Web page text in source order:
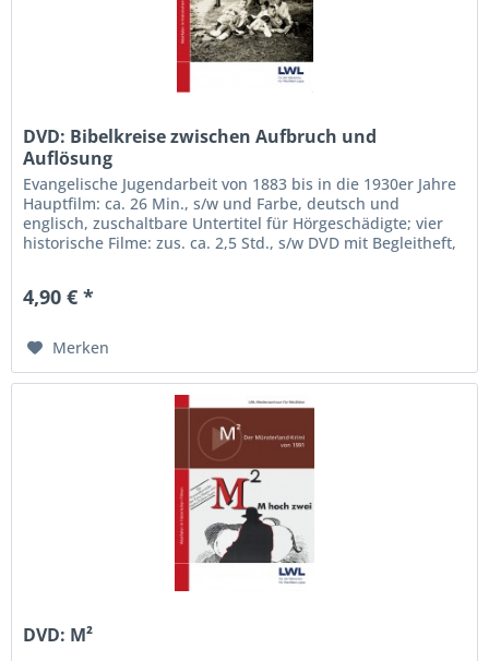
DVD: Bibelkreise zwischen Aufbruch und
Auflösung
Evangelische Jugendarbeit von 1883 bis in die 1930er Jahre
Hauptfilm: ca. 26 Min., s/w und Farbe, deutsch und
englisch, zuschaltbare Untertitel für Hörgeschädigte; vier
historische Filme: zus. ca. 2,5 Std., s/w DVD mit Begleitheft,
4,90 € *
Merken
DVD: M²